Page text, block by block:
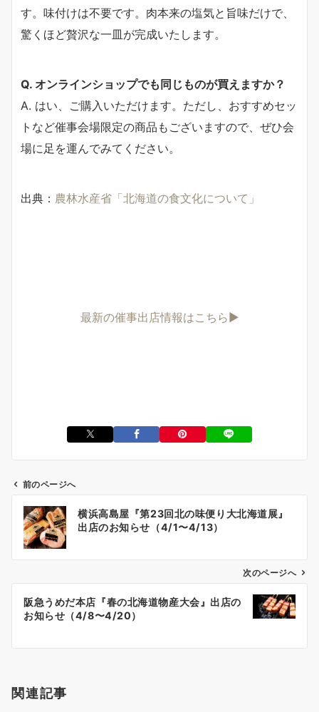
す。味付けは不要です。肉本来の塩気と旨味だけで、
驚くほど贅沢な一皿が完成いたします。
Q. オンラインショップでも同じものが買えますか？
A. はい、ご購入いただけます。ただし、おすすめセッ
トなど催事会場限定の商品もございますので、ぜひ会
場に足を運んでみてください。
出典： 農林水産省「北海道の食文化について」
最新の催事出店情報はこちら▶︎
ン
前のページへ
横浜高島屋『第23回北の味便り大北海道展』
出店のお知らせ（4/1〜4/13）
次のページへ
阪急うめだ本店『春の北海道物産大会』出店の
お知らせ（4/8〜4/20）
関連記事